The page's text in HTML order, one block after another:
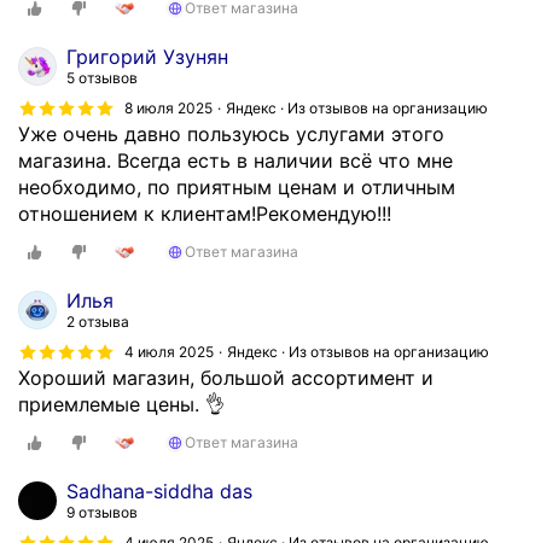
Ответ магазина
Григорий Узунян
5 отзывов
8 июля 2025
Яндекс · Из отзывов на организацию
Уже очень давно пользуюсь услугами этого
магазина. Всегда есть в наличии всё что мне
необходимо, по приятным ценам и отличным
отношением к клиентам!Рекомендую!!!
Ответ магазина
Илья
2 отзыва
4 июля 2025
Яндекс · Из отзывов на организацию
Хороший магазин, большой ассортимент и
приемлемые цены. 👌
Ответ магазина
Sadhana-siddha das
9 отзывов